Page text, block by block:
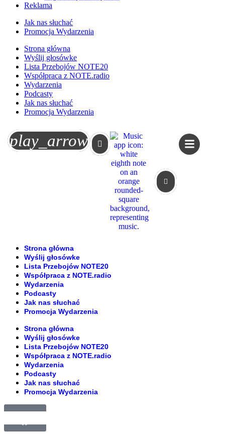
Reklama
Jak nas słuchać
Promocja Wydarzenia
Strona główna
Wyślij głosówke
Lista Przebojów NOTE20
Współpraca z NOTE.radio
Wydarzenia
Podcasty
Jak nas słuchać
Promocja Wydarzenia
play_arrow
Strona główna
Wyślij głosówke
Lista Przebojów NOTE20
Współpraca z NOTE.radio
Wydarzenia
Podcasty
Jak nas słuchać
Promocja Wydarzenia
Strona główna
Wyślij głosówke
Lista Przebojów NOTE20
Współpraca z NOTE.radio
Wydarzenia
Podcasty
Jak nas słuchać
Promocja Wydarzenia
£0.00